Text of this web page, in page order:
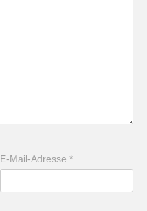
E-Mail-Adresse*